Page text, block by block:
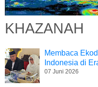
KHAZANAH
Membaca
Indonesia di
07 Juni 2026